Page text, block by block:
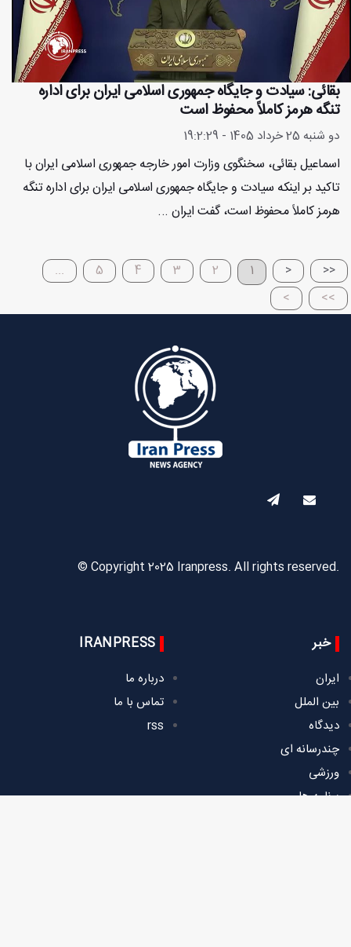
بقائی: سیادت و جایگاه جمهوری اسلامی ایران برای اداره
تنگه هرمز کاملاً محفوظ است
دو شنبه 25 خرداد 1405 - 19:2:29
اسماعیل بقائی، سخنگوی وزارت امور خارجه جمهوری اسلامی ایران با
تاکید بر اینکه سیادت و جایگاه جمهوری اسلامی ایران برای اداره تنگه
هرمز کاملاً محفوظ است، گفت ایران ...
<<
<
1
2
3
4
5
...
>
>>
© Copyright 2025 Iranpress. All rights reserved.
خبر
ایران
بین الملل
دیدگاه
چندرسانه ای
ورزشی
برنامه ها
IRANPRESS
درباره ما
تماس با ما
rss